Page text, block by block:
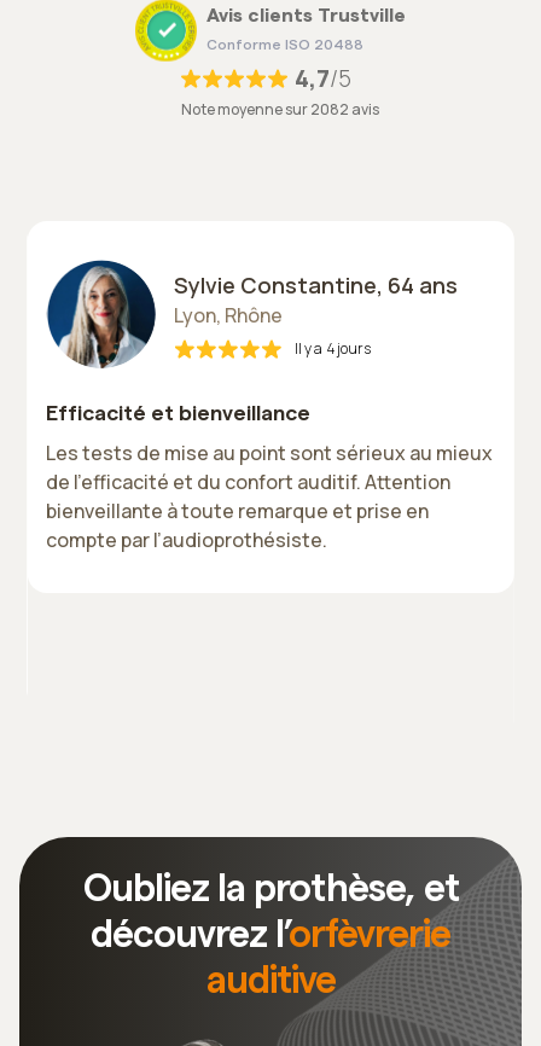
Avis clients Trustville
Conforme ISO 20488
4,7/5
Note moyenne sur 2082 avis
Sylvie Constantine, 64 ans
Lyon, Rhône
Il y a 4 jours
Efficacité et bienveillance
Les tests de mise au point sont sérieux au mieux
de l'efficacité et du confort auditif. Attention
bienveillante à toute remarque et prise en
compte par l’audioprothésiste.
Oubliez la prothèse, et
découvrez l’orfèvrerie
auditive